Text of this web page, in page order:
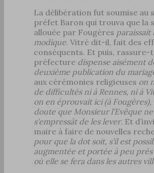
La délibération fut soumise au
préfet Baron qui trouva que la
allouée par Fougères paraissait
modique. Vitré dit-il, fait des
conséquents. Et puis, rassure-
préfecture dispense aisément
deuxième publication du
aux cérémonies religieuses on
de difficultés ni à Rennes, ni à
on en éprouvait ici (à
doute que Monsieur l’Evêque ne
s'empressât de les lever. Et
maire à faire de nouvelles
pour que la dot soit, s’il est
augmentée et portée à peu
où elle se fera dans les autres